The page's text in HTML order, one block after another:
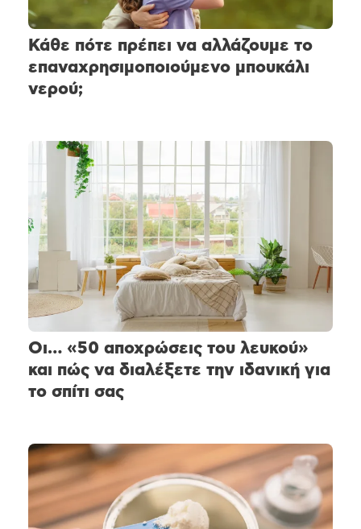
Κάθε πότε πρέπει να αλλάζουμε το
επαναχρησιμοποιούμενο μπουκάλι
νερού;
Οι… «50 αποχρώσεις του λευκού»
και πώς να διαλέξετε την ιδανική για
το σπίτι σας